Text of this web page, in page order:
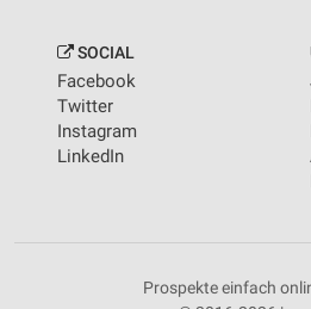
SOCIAL
Facebook
Twitter
Instagram
LinkedIn
Prospekte einfach